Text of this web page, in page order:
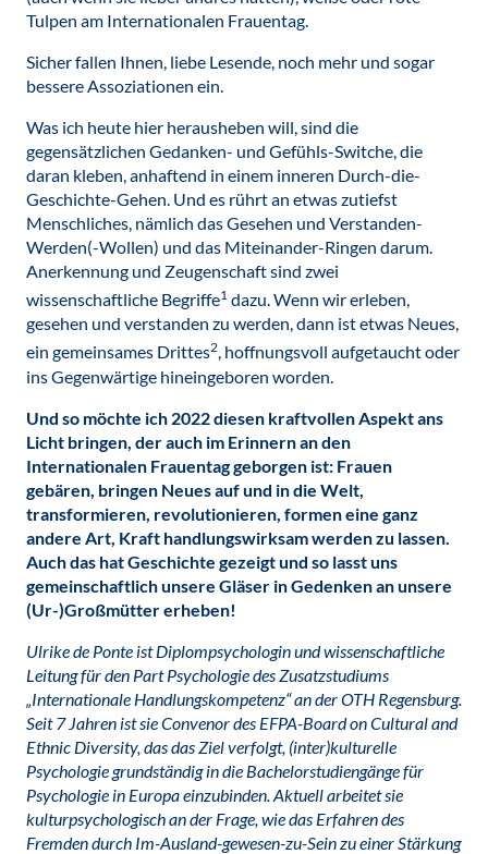
Tulpen am Internationalen Frauentag.
Sicher fallen Ihnen, liebe Lesende, noch mehr und sogar
bessere Assoziationen ein.
Was ich heute hier herausheben will, sind die
gegensätzlichen Gedanken- und Gefühls-Switche, die
daran kleben, anhaftend in einem inneren Durch-die-
Geschichte-Gehen. Und es rührt an etwas zutiefst
Menschliches, nämlich das Gesehen und Verstanden-
Werden(-Wollen) und das Miteinander-Ringen darum.
Anerkennung und Zeugenschaft sind zwei
wissenschaftliche Begriffe1 dazu. Wenn wir erleben,
gesehen und verstanden zu werden, dann ist etwas Neues,
ein gemeinsames Drittes2, hoffnungsvoll aufgetaucht oder
ins Gegenwärtige hineingeboren worden.
Und so möchte ich 2022 diesen kraftvollen Aspekt ans
Licht bringen, der auch im Erinnern an den
Internationalen Frauentag geborgen ist: Frauen
gebären, bringen Neues auf und in die Welt,
transformieren, revolutionieren, formen eine ganz
andere Art, Kraft handlungswirksam werden zu lassen.
Auch das hat Geschichte gezeigt und so lasst uns
gemeinschaftlich unsere Gläser in Gedenken an unsere
(Ur-)Großmütter erheben!
Ulrike de Ponte ist Diplompsychologin und wissenschaftliche
Leitung für den Part Psychologie des Zusatzstudiums
„Internationale Handlungskompetenz“ an der OTH Regensburg.
Seit 7 Jahren ist sie Convenor des EFPA-Board on Cultural and
Ethnic Diversity, das das Ziel verfolgt, (inter)kulturelle
Psychologie grundständig in die Bachelorstudiengänge für
Psychologie in Europa einzubinden. Aktuell arbeitet sie
kulturpsychologisch an der Frage, wie das Erfahren des
Fremden durch Im-Ausland-gewesen-zu-Sein zu einer Stärkung